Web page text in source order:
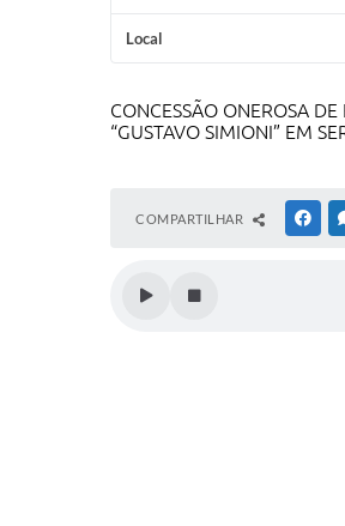
Local
CONCESSÃO ONEROSA
“GUSTAVO SIMIONI” EM
COMPARTILHAR